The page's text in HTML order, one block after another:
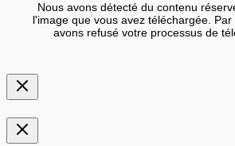
Nous avons détecté du contenu
l'image que vous avez téléchargée.
avons refusé votre processus de